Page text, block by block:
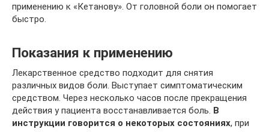
применению к «Кетанову». От головной боли он помогает
быстро.
Показания к применению
Лекарственное средство подходит для снятия
различных видов боли. Выступает симптоматическим
средством. Через несколько часов после прекращения
действия у пациента восстанавливается боль. В
инструкции говорится о некоторых состояниях, при